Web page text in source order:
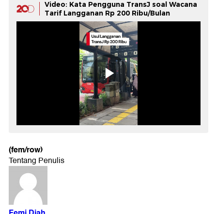
Video: Kata Pengguna TransJ soal Wacana
Tarif Langganan Rp 200 Ribu/Bulan
(fem/row)